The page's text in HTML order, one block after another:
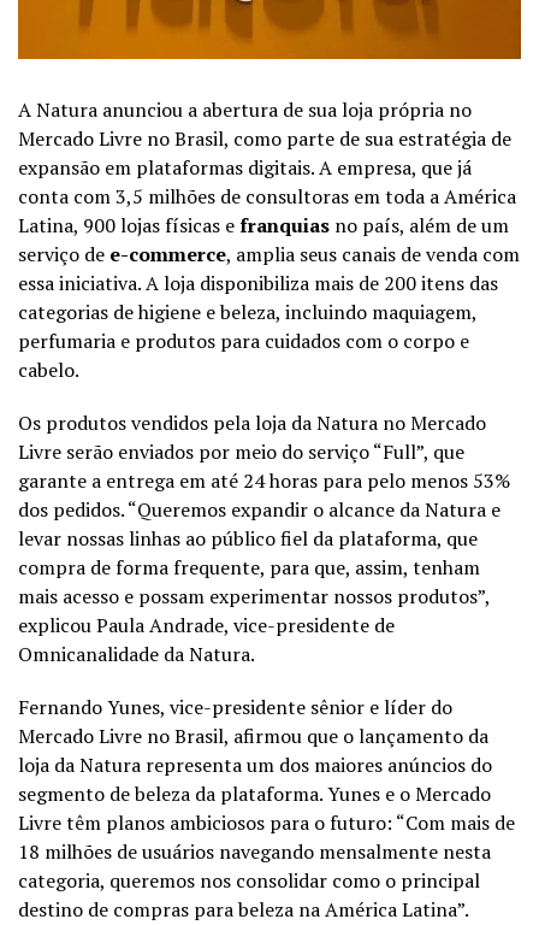
A Natura anunciou a abertura de sua loja própria no
Mercado Livre no Brasil, como parte de sua estratégia de
expansão em plataformas digitais. A empresa, que já
conta com 3,5 milhões de consultoras em toda a América
Latina, 900 lojas físicas efranquias no país, além de um
serviço de e-commerce, amplia seus canais de venda com
essa iniciativa. A loja disponibiliza mais de 200 itens das
categorias de higiene e beleza, incluindo maquiagem,
perfumaria e produtos para cuidados com o corpo e
cabelo.
Os produtos vendidos pela loja da Natura no Mercado
Livre serão enviados por meio do serviço “Full”, que
garante a entrega em até 24 horas para pelo menos 53%
dos pedidos. “Queremos expandir o alcance da Natura e
levar nossas linhas ao público fiel da plataforma, que
compra de forma frequente, para que, assim, tenham
mais acesso e possam experimentar nossos produtos”,
explicou Paula Andrade, vice-presidente de
Omnicanalidade da Natura.
Fernando Yunes, vice-presidente sênior e líder do
Mercado Livre no Brasil, afirmou que o lançamento da
loja da Natura representa um dos maiores anúncios do
segmento de beleza da plataforma. Yunes e o Mercado
Livre têm planos ambiciosos para o futuro: “Com mais de
18 milhões de usuários navegando mensalmente nesta
categoria, queremos nos consolidar como o principal
destino de compras para beleza na América Latina”.